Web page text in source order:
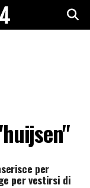
per
per vestirsi di